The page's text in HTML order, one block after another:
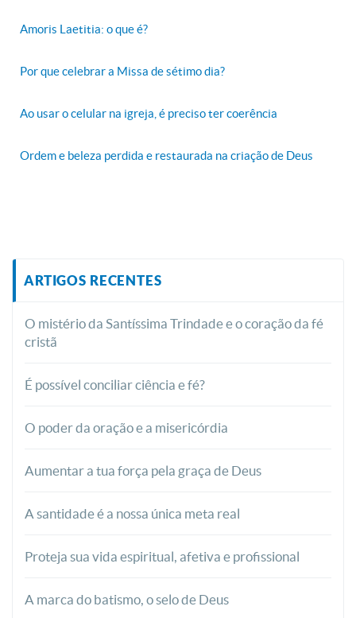
Amoris Laetitia: o que é?
Por que celebrar a Missa de sétimo dia?
Ao usar o celular na igreja, é preciso ter coerência
Ordem e beleza perdida e restaurada na criação de Deus
ARTIGOS RECENTES
O mistério da Santíssima Trindade e o coração da fé
cristã
É possível conciliar ciência e fé?
O poder da oração e a misericórdia
Aumentar a tua força pela graça de Deus
A santidade é a nossa única meta real
Proteja sua vida espiritual, afetiva e profissional
A marca do batismo, o selo de Deus